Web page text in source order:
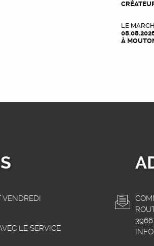
LE
À
VENDREDI
LE SERVICE